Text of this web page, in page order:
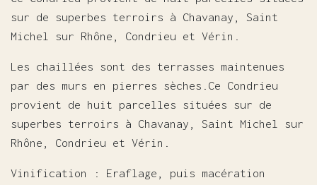
sur de superbes terroirs à Chavanay, Saint
Michel sur Rhône, Condrieu et Vérin.
Les chaillées sont des terrasses maintenues
par des murs en pierres sèches.Ce Condrieu
provient de huit parcelles situées sur de
superbes terroirs à Chavanay, Saint Michel sur
Rhône, Condrieu et Vérin.
Vinification : Eraflage, puis macération